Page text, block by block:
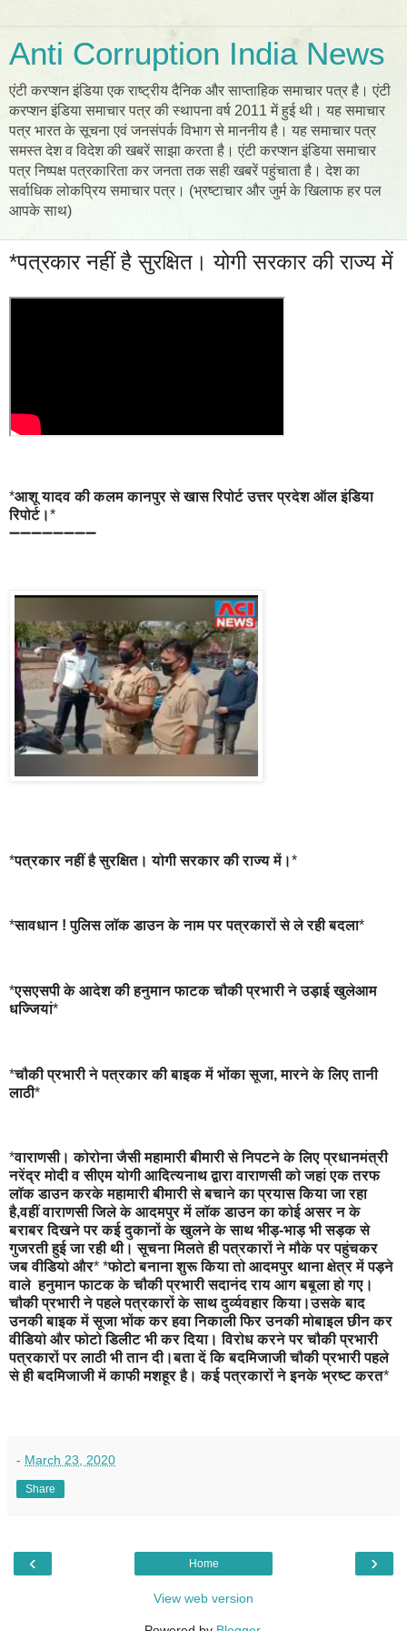
Anti Corruption India News
एंटी करप्शन इंडिया एक राष्ट्रीय दैनिक और साप्ताहिक समाचार पत्र है। एंटी
करप्शन इंडिया समाचार पत्र की स्थापना वर्ष 2011 में हुई थी। यह समाचार
पत्र भारत के सूचना एवं जनसंपर्क विभाग से माननीय है। यह समाचार पत्र
समस्त देश व विदेश की खबरें साझा करता है। एंटी करप्शन इंडिया समाचार
पत्र निष्पक्ष पत्रकारिता कर जनता तक सही खबरें पहुंचाता है। देश का
सर्वाधिक लोकप्रिय समाचार पत्र। (भ्रष्टाचार और जुर्म के खिलाफ हर पल
आपके साथ)
*पत्रकार नहीं है सुरक्षित। योगी सरकार की राज्य में
*आशू यादव की कलम कानपुर से खास रिपोर्ट उत्तर प्रदेश ऑल इंडिया
रिपोर्ट।*
➖➖➖➖➖➖➖➖
*पत्रकार नहीं है सुरक्षित। योगी सरकार की राज्य में।*
*सावधान ! पुलिस लॉक डाउन के नाम पर पत्रकारों से ले रही बदला*
*एसएसपी के आदेश की हनुमान फाटक चौकी प्रभारी ने उड़ाई खुलेआम
धज्जियां*
*चौकी प्रभारी ने पत्रकार की बाइक में भोंका सूजा, मारने के लिए तानी
लाठी*
*वाराणसी। कोरोना जैसी महामारी बीमारी से निपटने के लिए प्रधानमंत्री
नरेंद्र मोदी व सीएम योगी आदित्यनाथ द्वारा वाराणसी को जहां एक तरफ
लॉक डाउन करके महामारी बीमारी से बचाने का प्रयास किया जा रहा
है,वहीं वाराणसी जिले के आदमपुर में लॉक डाउन का कोई असर न के
बराबर दिखने पर कई दुकानों के खुलने के साथ भीड़-भाड़ भी सड़क से
गुजरती हुई जा रही थी। सूचना मिलते ही पत्रकारों ने मौके पर पहुंचकर
जब वीडियो और* *फोटो बनाना शुरू किया तो आदमपुर थाना क्षेत्र में पड़ने
वाले हनुमान फाटक के चौकी प्रभारी सदानंद राय आग बबूला हो गए।
चौकी प्रभारी ने पहले पत्रकारों के साथ दुर्व्यवहार किया।उसके बाद
उनकी बाइक में सूजा भोंक कर हवा निकाली फिर उनकी मोबाइल छीन कर
वीडियो और फोटो डिलीट भी कर दिया। विरोध करने पर चौकी प्रभारी
पत्रकारों पर लाठी भी तान दी।बता दें कि बदमिजाजी चौकी प्रभारी पहले
से ही बदमिजाजी में काफी मशहूर है। कई पत्रकारों ने इनके भ्रष्ट करत*
- March 23, 2020
Share
‹ ›
Home
View web version